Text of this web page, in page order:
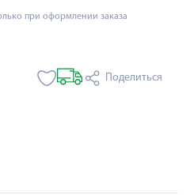
при оформлении заказа
Поделиться